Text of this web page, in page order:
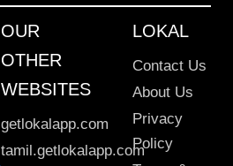
OUR
OTHER
WEBSITES
getlokalapp.com
tamil.getlokalapp.com
LOKAL
Contact Us
About Us
Privacy
Policy